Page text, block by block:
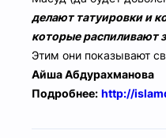
делают татуировки и
которые распиливают
Этим они показывают
Айша Абдурахманова
Подробнее: http://